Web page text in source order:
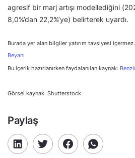
agresif bir marj artışı modellediğini
8,0%’dan 22,2%’ye) belirterek uyardı.
Burada yer alan bilgiler yatırım tavsiyesi
Beyanı
Bu içerik hazırlanırken faydalanılan kaynak:
Görsel kaynak: Shutterstock
Paylaş